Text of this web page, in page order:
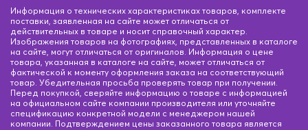
Информация о технических характеристиках товаров, комплекте
поставки, заявленная на сайте может отличаться от
действительных в товаре и носит справочный характер.
Изображения товаров на фотографиях, представленных в каталоге
на сайте, могут отличаться от оригиналов. Информация о цене
товара, указанная в каталоге на сайте, может отличаться от
фактической к моменту оформления заказа на соответствующий
товар. Убедительная просьба проверять товар при получении.
Перед покупкой, сверяйте информацию о товаре с информацией
на официальном сайте компании производителя или уточняйте
спецификацию конкретной модели с менеджером нашей
компании. Подтверждением цены заказанного товара является